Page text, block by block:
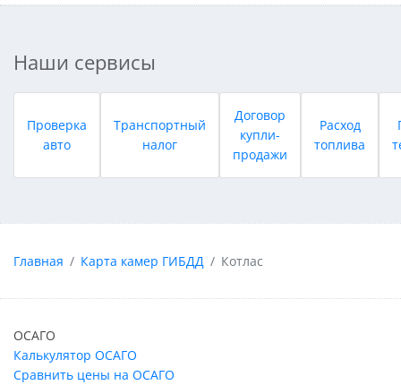
Наши сервисы
Проверка
авто
Транспортный
налог
Договор
купли-
продажи
Расход
топлива
Главная Карта камер ГИБДД Котлас
ОСАГО
Калькулятор ОСАГО
Сравнить цены на ОСАГО